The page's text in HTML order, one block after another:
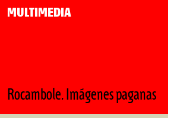
MULTIMEDIA
Rocambole. Imágenes paganas